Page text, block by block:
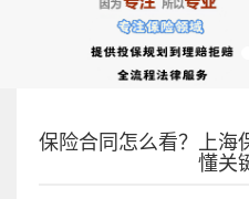
保险合同怎么看？上海
懂关